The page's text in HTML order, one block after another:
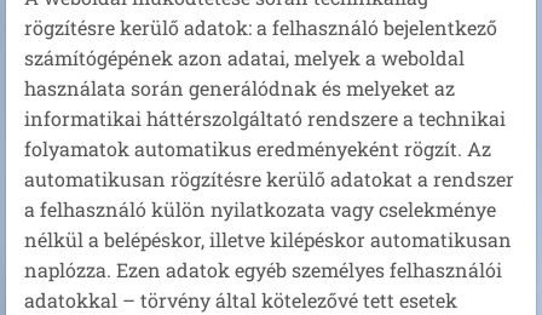
rögzítésre kerülő adatok: a felhasználó bejelentkező
számítógépének azon adatai, melyek a weboldal
használata során generálódnak és melyeket az
informatikai háttérszolgáltató rendszere a technikai
folyamatok automatikus eredményeként rögzít. Az
automatikusan rögzítésre kerülő adatokat a rendszer
a felhasználó külön nyilatkozata vagy cselekménye
nélkül a belépéskor, illetve kilépéskor automatikusan
naplózza. Ezen adatok egyéb személyes felhasználói
adatokkal – törvény által kötelezővé tett esetek